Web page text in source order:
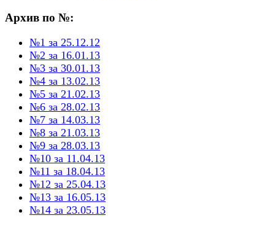
Архив по №:
№1 за 25.12.12
№2 за 16.01.13
№3 за 30.01.13
№4 за 13.02.13
№5 за 21.02.13
№6 за 28.02.13
№7 за 14.03.13
№8 за 21.03.13
№9 за 28.03.13
№10 за 11.04.13
№11 за 18.04.13
№12 за 25.04.13
№13 за 16.05.13
№14 за 23.05.13